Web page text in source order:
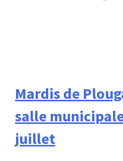
Mardis de
salle
juillet